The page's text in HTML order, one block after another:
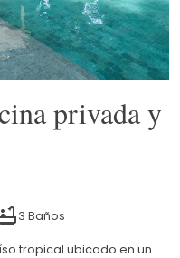
privada y
3 Baños
tropical ubicado en un